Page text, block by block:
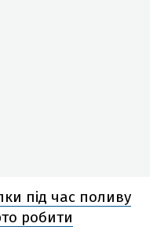
під час поливу
робити